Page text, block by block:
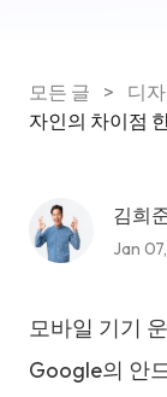
모든 글 > 디
자인의 차이점
김희
Jan
모바일 기기
Google의 안